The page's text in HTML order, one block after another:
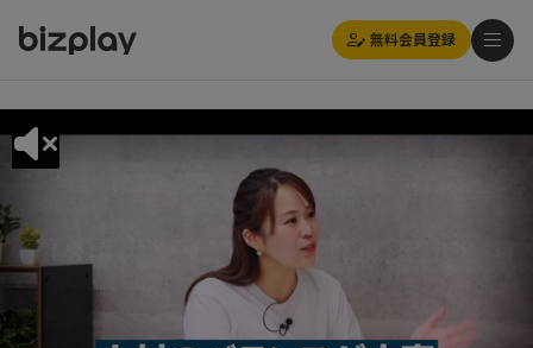
無料会員登録